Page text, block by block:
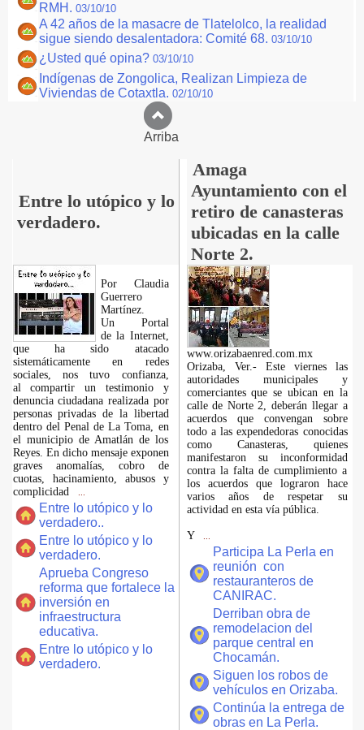
RMH. 03/10/10
A 42 años de la masacre de Tlatelolco, la realidad
sigue siendo desalentadora: Comité 68. 03/10/10
¿Usted qué opina? 03/10/10
Indígenas de Zongolica, Realizan Limpieza de
Viviendas de Cotaxtla. 02/10/10
Arriba
Entre lo utópico y lo
verdadero.
Amaga
Ayuntamiento con el
retiro de canasteras
ubicadas en la calle
Norte 2.
Por Claudia
Guerrero
Martínez.
​Un Portal
de la Internet,
que ha sido atacado
sistemáticamente en redes
sociales, nos tuvo confianza,
al compartir un testimonio y
denuncia ciudadana realizada por
personas privadas de la libertad
dentro del Penal de La Toma, en
el municipio de Amatlán de los
Reyes. En dicho mensaje exponen
graves anomalías, cobro de
cuotas, hacinamiento, abusos y
complicidad
Entre lo utópico y lo
verdadero..
Entre lo utópico y lo
verdadero.
Aprueba Congreso
reforma que fortalece la
inversión en
infraestructura
educativa.
Entre lo utópico y lo
verdadero.
www.orizabaenred.com.mx
Orizaba, Ver.- Este viernes las
autoridades municipales y
comerciantes que se ubican en la
calle de Norte 2, deberán llegar a
acuerdos que convengan sobre
todo a las expendedoras conocidas
como Canasteras, quienes
manifestaron su inconformidad
contra la falta de cumplimiento a
los acuerdos que lograron hace
varios años de respetar su
actividad en esta vía pública.
Y
Participa La Perla en
reunión con
restauranteros de
CANIRAC.
Derriban obra de
remodelacion del
parque central en
Chocamán.
Siguen los robos de
vehículos en Orizaba.
Continúa la entrega de
obras en La Perla.